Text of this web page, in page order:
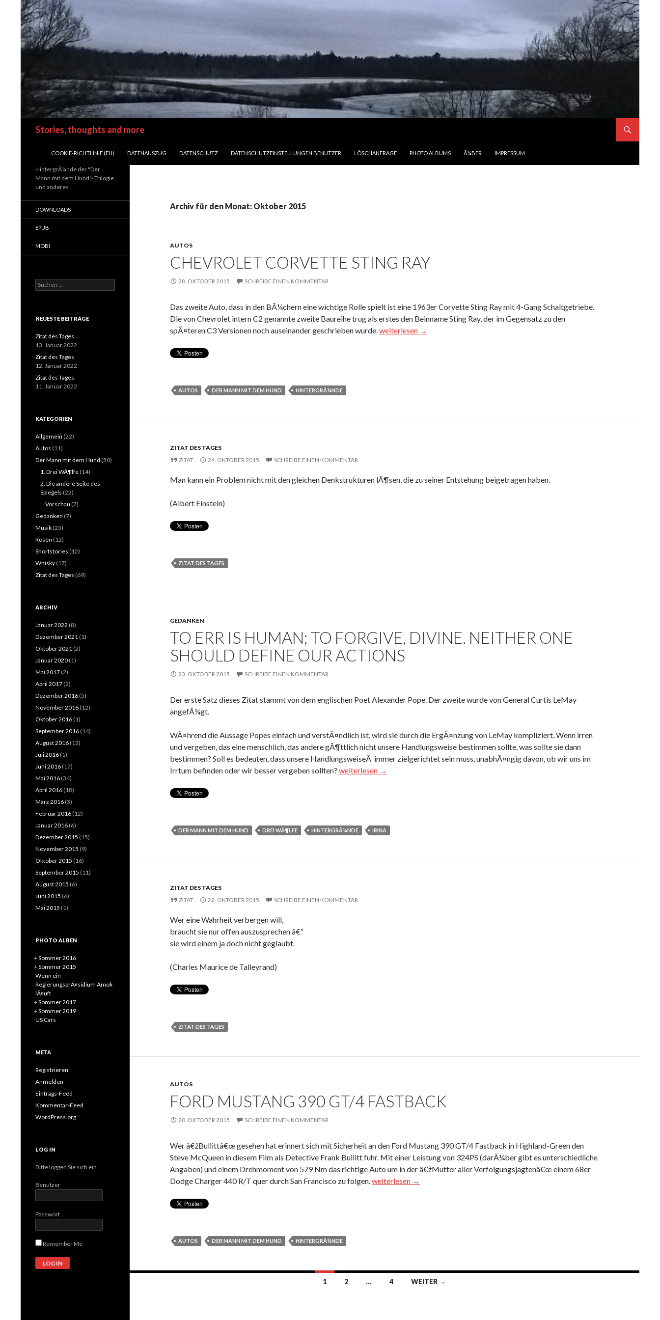
Stories, thoughts and more
COOKIE-RICHTLINIE (EU)
DATENAUSZUG DATENSCHUTZ DATENSCHUTZEINSTELLUNGEN BENUTZER LÖSCHANFRAGE PHOTO ALBUMS Ã¼BER IMPRESSUM
Archiv für den Monat: Oktober 2015
AUTOS
CHEVROLET CORVETTE STING RAY
28. OKTOBER 2015 SCHREIBE EINEN KOMMENTAR
Das zweite Auto, dass in den BÃ¼chern eine wichtige Rolle spielt ist eine 1963er Corvette Sting Ray mit 4-Gang Schaltgetriebe.
Die von Chevrolet intern C2 genannte zweite Baureihe trug als erstes den Beinname Sting Ray, der im Gegensatz zu den
spÃ¤teren C3 Versionen noch auseinander geschrieben wurde.Chevrolet Corvette Sting Ray
weiterlesen →
AUTOS DER MANN MIT DEM HUND HINTERGRÃ¼NDE
ZITAT DES TAGES
ZITAT
24. OKTOBER 2015 SCHREIBE EINEN KOMMENTAR
Man kann ein Problem nicht mit den gleichen Denkstrukturen lÃ¶sen, die zu seiner Entstehung beigetragen haben.
(Albert Einstein)
ZITAT DES TAGES
GEDANKEN
TO ERR IS HUMAN; TO FORGIVE, DIVINE. NEITHER ONE
SHOULD DEFINE OUR ACTIONS
23. OKTOBER 2015 SCHREIBE EINEN KOMMENTAR
Der erste Satz dieses Zitat stammt von dem englischen Poet Alexander Pope. Der zweite wurde von General Curtis LeMay
angefÃ¼gt.
WÃ¤hrend die Aussage Popes einfach und verstÃ¤ndlich ist, wird sie durch die ErgÃ¤nzung von LeMay kompliziert. Wenn irren
und vergeben, das eine menschlich, das andere gÃ¶ttlich nicht unsere Handlungsweise bestimmen sollte, was sollte sie dann
bestimmen? Soll es bedeuten, dass unsere HandlungsweiseÂ immer zielgerichtet sein muss, unabhÃ¤ngig davon, ob wir uns im
Irrtum befinden oder wir besser vergeben sollten? To err is human; to forgive, divine. Neither one should define our actions
weiterlesen →
DER MANN MIT DEM HUND DREI WÃ¶LFE HINTERGRÃ¼NDE IRINA
ZITAT DES TAGES
ZITAT
22. OKTOBER 2015 SCHREIBE EINEN KOMMENTAR
Wer eine Wahrheit verbergen will,
braucht sie nur offen auszusprechen â€“
sie wird einem ja doch nicht geglaubt.
(Charles Maurice de Talleyrand)
ZITAT DES TAGES
AUTOS
FORD MUSTANG 390 GT/4 FASTBACK
20. OKTOBER 2015 SCHREIBE EINEN KOMMENTAR
Wer â€žBullittâ€œ gesehen hat erinnert sich mit Sicherheit an den Ford Mustang 390 GT/4 Fastback in Highland-Green den
Steve McQueen in diesem Film als Detective Frank Bullitt fuhr. Mit einer Leistung von 324PS (darÃ¼ber gibt es unterschiedliche
Angaben) und einem Drehmoment von 579 Nm das richtige Auto um in der â€žMutter aller Verfolgungsjagtenâ€œ einem 68er
Dodge Charger 440 R/T quer durch San Francisco zu folgen.Ford Mustang 390 GT/4 Fastback
weiterlesen →
AUTOS DER MANN MIT DEM HUND HINTERGRÃ¼NDE
1 2 … 4 WEITER →
HintergrÃ¼nde der "Der
Mann mit dem Hund"- Trilogie
und anderes
DOWNLOADS
EPUB
MOBI
Suchen
nach:
NEUESTE BEITRÄGE
Zitat des Tages
13. Januar 2022
Zitat des Tages
12. Januar 2022
Zitat des Tages
11. Januar 2022
KATEGORIEN
Allgemein (22)
Autos (11)
Der Mann mit dem Hund (50)
1. Drei WÃ¶lfe (14)
2. Die andere Seite des
Spiegels (22)
Vorschau (7)
Gedanken (7)
Musik (25)
Rosen (12)
Shortstories (12)
Whisky (17)
Zitat des Tages (69)
ARCHIV
Januar 2022 (8)
Dezember 2021 (1)
Oktober 2021 (2)
Januar 2020 (1)
Mai 2017 (2)
April 2017 (2)
Dezember 2016 (5)
November 2016 (12)
Oktober 2016 (1)
September 2016 (14)
August 2016 (13)
Juli 2016 (1)
Juni 2016 (17)
Mai 2016 (34)
April 2016 (18)
März 2016 (3)
Februar 2016 (12)
Januar 2016 (6)
Dezember 2015 (15)
November 2015 (9)
Oktober 2015 (16)
September 2015 (11)
August 2015 (6)
Juni 2015 (6)
Mai 2015 (1)
PHOTO ALBEN
+ Sommer 2016
+ Sommer 2015
Wenn ein
RegierungsprÃ¤sidium Amok
lÃ¤uft
+ Sommer 2017
+ Sommer 2019
US Cars
META
Registrieren
Anmelden
Eintrags-Feed
Kommentar-Feed
WordPress.org
LOG IN
Bitte loggen Sie sich ein.
Benutzer
Passwort
Remember Me